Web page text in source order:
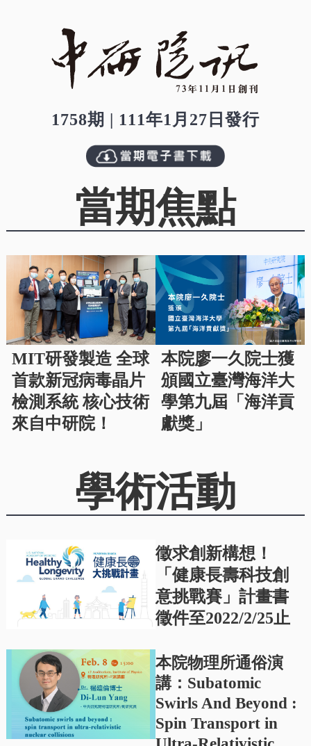
1758期 | 111年1月27日發行
當期焦點
MIT研發製造 全球
首款新冠病毒晶片
檢測系統 核心技術
來自中研院！
本院廖一久院士獲
頒國立臺灣海洋大
學第九屆「海洋貢
獻獎」
學術活動
徵求創新構想！
「健康長壽科技創
意挑戰賽」計畫書
徵件至2022/2/25止
本院物理所通俗演
講：Subatomic
Swirls And Beyond :
Spin Transport in